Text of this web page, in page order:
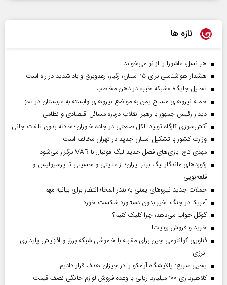
تازه ها
هر نسل، عاشورا را از نو می‌خواند
هشدار هواشناسی برای ۱۵ استان؛ رگبار، رعدوبرق و باد شدید در راه است
تحلیل جایگاه «شبکه خبر» در ذهن مخاطب
حمله نیروهای مسلح یمن به مواضع نیروهای وابسته به عربستان در تعز
دیدار رئیس‌ جمهور با رهبر انقلاب درباره مسائل اقتصادی و نظامی
آتش‌سوزی کارگاه تولید الکل صنعتی در جاده خاوران؛ حادثه بدون تلفات جانی
وزارت کشور با تشکیل استان جدید در تهران مخالف است
مهدی تاج: بازی‌های فصل جدید لیگ فوتبال با VAR برگزار می‌شود
رکورد‌های ماندگار لیگ برتر ایران؛ از عنایتی و حسینی تا پرسپولیس و
قلعه‌نویی
حملات جدید نیروهای یمنی به بندر المخا؛ انتظار برای بیانیه مهم
آمریکا در جنگ اخیر بدون دستاورد شکست خورد
گوگل جواب می‌دهد؛ چرا کلیک کنیم؟
خرید و فروش روایت!
فناوری کوانتومی چین برای مقابله با خاموشی شبکه برق و افزایش پایداری
انرژی
یحیی سریع: پالایشگاه آرامکو را در جیزان هدف قرار دادیم
کلاهبرداری ۱۰۰ میلیارد ریالی با وعده فروش لوازم خانگی نصف قیمت!